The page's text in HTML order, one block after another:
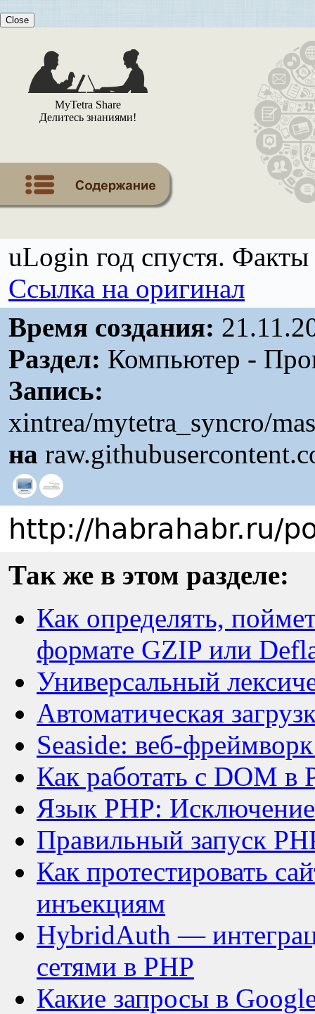
Close
MyTetra Share
Делитесь знаниями!
uLogin год спустя.
Ссылка на оригинал
Время создания:
Раздел: Компьютер -
Запись:
xintrea/mytetra_syncro/
на
http://habrahabr.ru/
Так же в этом разделе:
Как определять,
формате GZIP или
Универсальный
Автоматическая
Seaside: веб-
Как работать с DOM в
Язык PHP:
Правильный запуск
Как протестировать
инъекциям
HybridAuth —
сетями в PHP
Какие запросы в